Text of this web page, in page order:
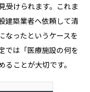
受けられます。これま
建築業者へ依頼して清
なったというケースを
では「医療施設の何を
ことが大切です。